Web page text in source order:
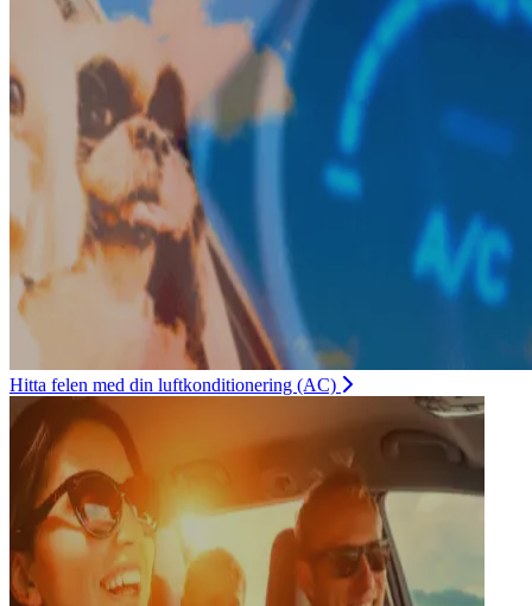
Hitta felen med din luftkonditionering (AC)